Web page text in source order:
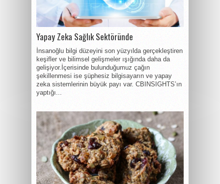
Yapay Zeka Sağlık Sektöründe
İnsanoğlu bilgi düzeyini son yüzyılda gerçekleştiren
keşifler ve bilimsel gelişmeler ışığında daha da
gelişiyor.İçerisinde bulunduğumuz çağın
şekillenmesi ise şüphesiz bilgisayarın ve yapay
zeka sistemlerinin büyük payı var. CBINSIGHTS’ın
yaptığı...